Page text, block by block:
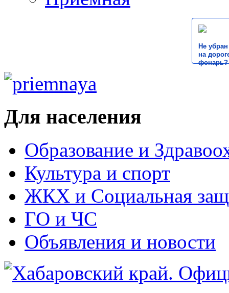
Не
на
фонарь?
Для населения
Образование и
Культура и спорт
ЖКХ и Социальная
ГО и ЧС
Объявления и новости